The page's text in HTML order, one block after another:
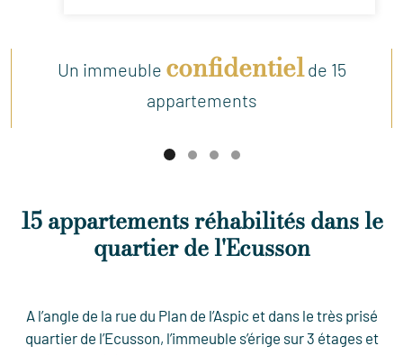
Un immeuble confidentielde 15
appartements
15 appartements réhabilités dans le
quartier de l'Ecusson
A l’angle de la rue du Plan de l’Aspic et dans le très prisé
quartier de l’Ecusson, l’immeuble s’érige sur 3 étages et